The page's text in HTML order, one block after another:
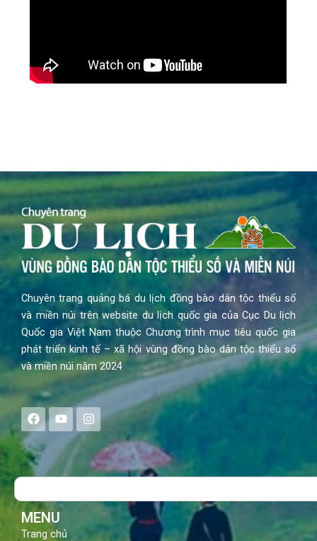
Chuyên trang quảng bá du lịch đồng bào dân tộc thiểu số
và miền núi trên website du lịch quốc gia của Cục Du lịch
Quốc gia Việt Nam thuộc Chương trình mục tiêu quốc gia
phát triển kinh tế – xã hội vùng đồng bào dân tộc thiểu số
và miền núi năm 2024
F
a
c
e
b
o
Y
o
u
t
u
b
I
n
s
a
g
Search
MENU
Trang chủ